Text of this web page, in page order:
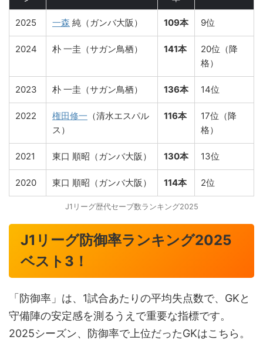
2025 一森 純（ガンバ大阪） 109本 9位
2024 朴 一圭（サガン鳥栖） 141本
20位（降
格）
2023 朴 一圭（サガン鳥栖） 136本 14位
2022 権田修一 （清水エスパル
ス）
116本
17位（降
格）
2021 東口 順昭（ガンバ大阪） 130本 13位
2020 東口 順昭（ガンバ大阪） 114本 2位
J1リーグ歴代セーブ数ランキング2025
J1リーグ防御率ランキング2025
ベスト3！
「防御率」は、1試合あたりの平均失点数で、GKと
守備陣の安定感を測るうえで重要な指標です。
2025シーズン、防御率で上位だったGKはこちら。